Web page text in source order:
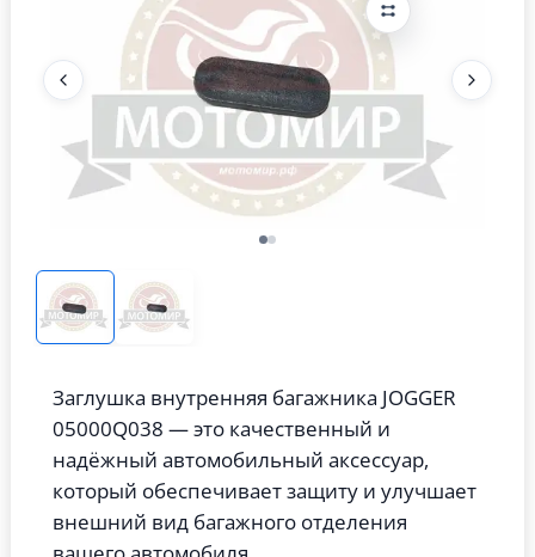
Заглушка внутренняя багажника JOGGER
05000Q038 — это качественный и
надёжный автомобильный аксессуар,
который обеспечивает защиту и улучшает
внешний вид багажного отделения